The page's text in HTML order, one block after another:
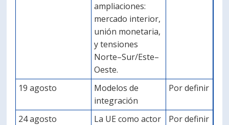
ampliaciones:
mercado interior,
unión monetaria,
y tensiones
Norte–Sur/Este–
Oeste.
19 agosto
Modelos de
integración
Por definir
24 agosto
La UE como actor
Por definir